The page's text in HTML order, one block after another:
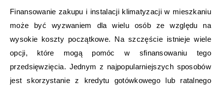
Finansowanie zakupu i instalacji klimatyzacji w mieszkaniu
może być wyzwaniem dla wielu osób ze względu na
wysokie koszty początkowe. Na szczęście istnieje wiele
opcji, które mogą pomóc w sfinansowaniu tego
przedsięwzięcia. Jednym z najpopularniejszych sposobów
jest skorzystanie z kredytu gotówkowego lub ratalnego